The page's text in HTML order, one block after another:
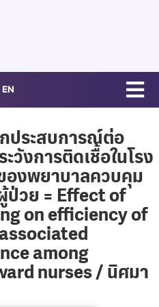
EN
ประสบการณ์ต่อ
วังการติดเชื้อในโรง
งพยาบาลควบคุม
ป่วย = Effect of
on efficiency of
among
nurses / นิศมา